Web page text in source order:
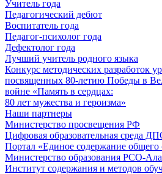
Учитель года
Педагогический дебют
Воспитатель года
Педагог-психолог года
Дефектолог года
Лучший учитель родного языка
Конкурс методических разработок
посвященных 80-летию Победы в
войне «Память в сердцах:
80 лет мужества и героизма»
Наши партнеры
Министерство просвещения РФ
Цифровая образовательная среда
Портал «Единое содержание общего
Министерство образования РСО-
Институт содержания и методов